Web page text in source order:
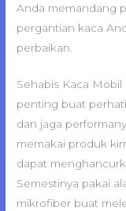
Anda memandang
pergantian kaca
perbaikan.
Sehabis Kaca
penting buat
dan jaga
memakai produk
dapat
Semestinya pakai
mikrofiber buat